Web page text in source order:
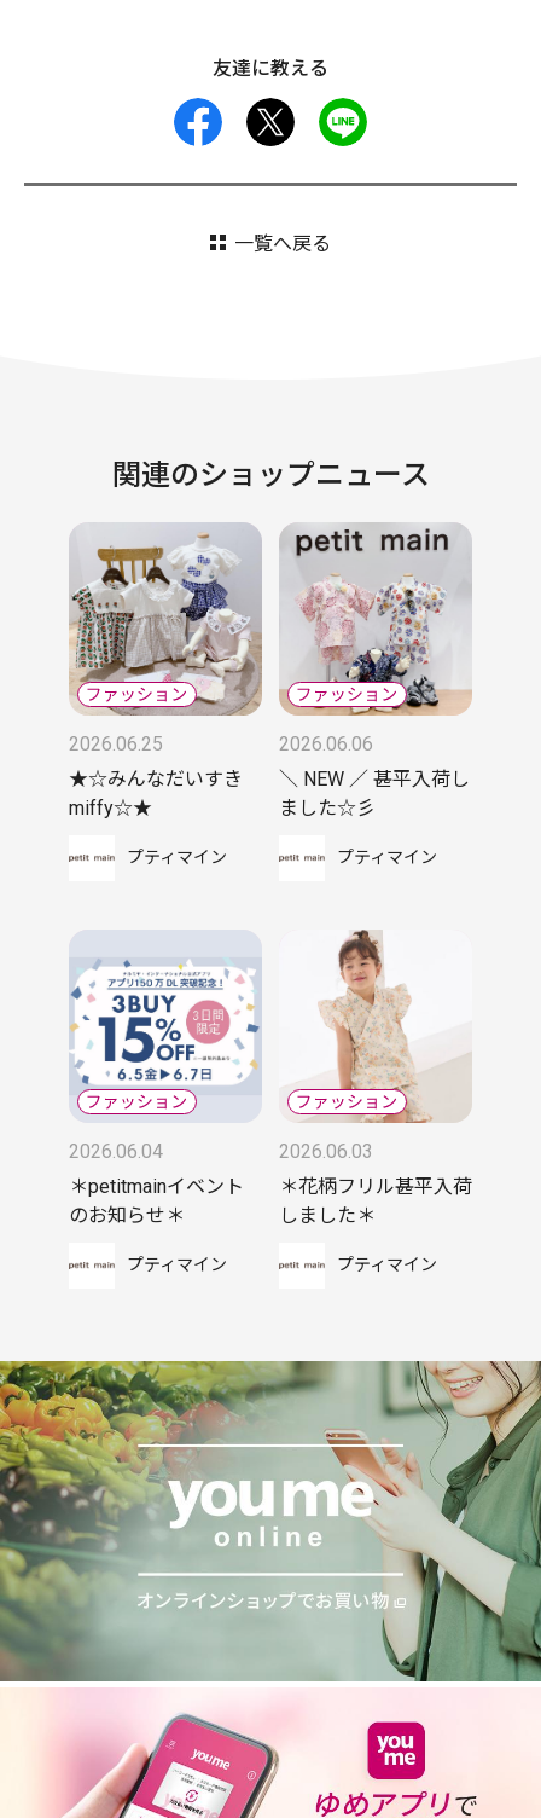
友達に教える
facebook
一覧へ戻る
関連のショップニュース
2026.06.25
★☆みんなだいすき
miffy☆★
プティマイン
2026.06.06
＼ NEW ／ 甚平入荷し
ました☆彡
プティマイン
2026.06.04
＊petitmainイベント
のお知らせ＊
プティマイン
2026.06.03
＊花柄フリル甚平入荷
しました＊
プティマイン